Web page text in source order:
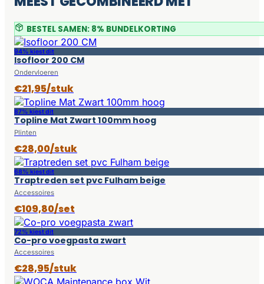
BESTEL SAMEN: 8% BUNDELKORTING
94% kiest dit
Isofloor 200 CM
Ondervloeren
€21,95/stuk
87% kiest dit
Topline Mat Zwart 100mm hoog
Plinten
€28,00/stuk
68% kiest dit
Traptreden set pvc Fulham beige
Accessoires
€109,80/set
72% kiest dit
Co-pro voegpasta zwart
Accessoires
€28,95/stuk